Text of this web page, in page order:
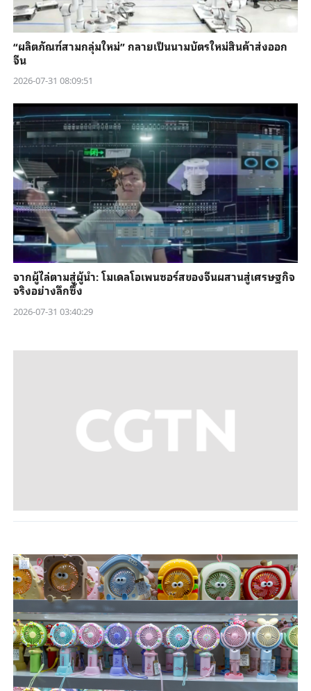
“ผลิตภัณฑ์สามกลุ่มใหม่” กลายเป็นนามบัตรใหม่สินค้าส่งออก
จีน
2026-07-31 08:09:51
จากผู้ไล่ตามสู่ผู้นำ: โมเดลโอเพนซอร์สของจีนผสานสู่เศรษฐกิจ
จริงอย่างลึกซึ้ง
2026-07-31 03:40:29